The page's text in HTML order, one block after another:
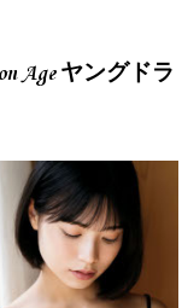
Age ヤングドラ